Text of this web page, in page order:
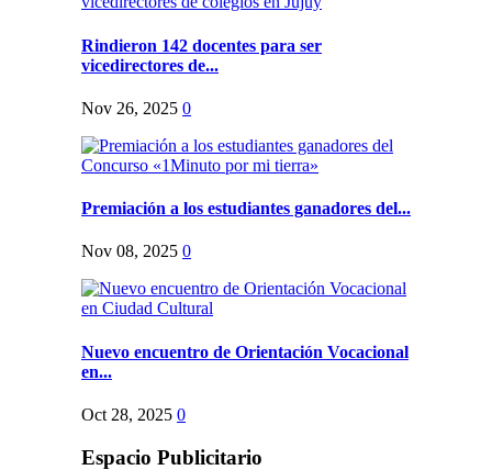
Rindieron 142 docentes para ser
vicedirectores de...
Nov 26, 2025 0
Premiación a los estudiantes ganadores del...
Nov 08, 2025 0
Nuevo encuentro de Orientación Vocacional
en...
Oct 28, 2025 0
Espacio Publicitario